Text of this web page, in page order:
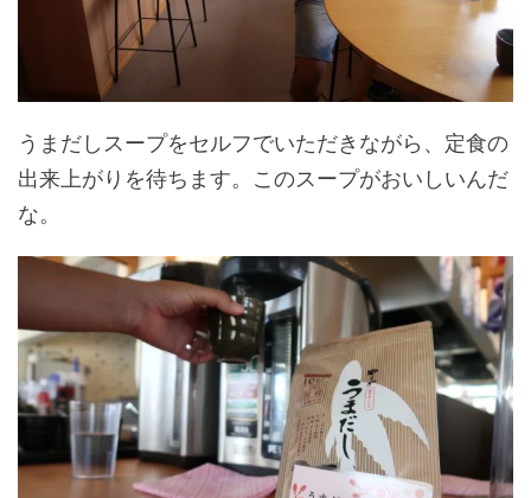
うまだしスープをセルフでいただきながら、定食の
出来上がりを待ちます。このスープがおいしいんだ
な。